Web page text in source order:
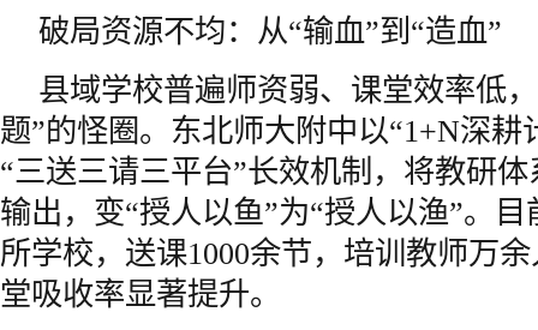
破局资源不均：从“输血”到“造血”
县域学校普遍师资弱、课堂效率低
题”的怪圈。东北师大附中以“1+N深耕
“三送三请三平台”长效机制，将教研
输出，变“授人以鱼”为“授人以渔”。
所学校，送课1000余节，培训教师万
堂吸收率显著提升。